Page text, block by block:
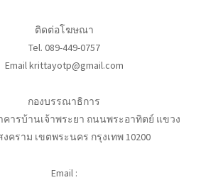
ติดต่อโฆษณา
Tel. 089-449-0757
Email krittayotp@gmail.com
กองบรรณาธิการ
คารบ้านเจ้าพระยา ถนนพระอาทิตย์ แขวง
คราม เขตพระนคร กรุงเทพ 10200
Email :